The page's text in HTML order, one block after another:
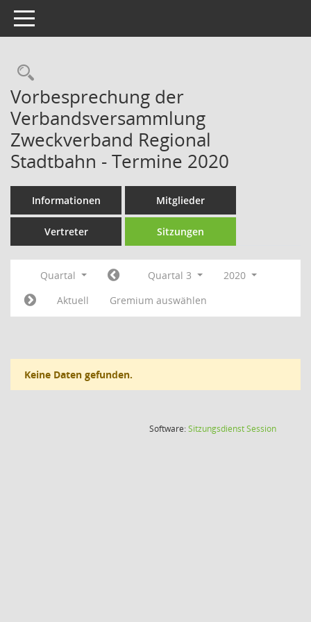
Toggle navigation
Rechercheauswahl
Vorbesprechung der
Verbandsversammlung
Zweckverband Regional
Stadtbahn - Termine 2020
Informationen Mitglieder
Vertreter Sitzungen
Quartal Quartal 3
2020
Aktuell
Gremium auswählen
Keine Daten gefunden.
Software:SitzungsdienstSession(Wird in